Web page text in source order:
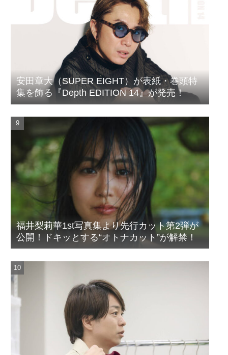
安田章大（SUPER EIGHT）が表紙・巻頭特
集を飾る『Depth EDITION 14』が発売！
福井梨莉華1st写真集より先行カット第2弾が
公開！ドキッとする“オトナカット”が解禁！